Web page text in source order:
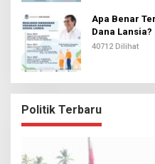
Apa Benar
Dana Lansia?
40712 Dilihat
Politik Terbaru